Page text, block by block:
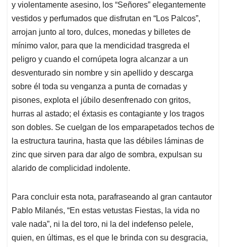
y violentamente asesino, los “Señores” elegantemente
vestidos y perfumados que disfrutan en “Los Palcos”,
arrojan junto al toro, dulces, monedas y billetes de
mínimo valor, para que la mendicidad trasgreda el
peligro y cuando el cornúpeta logra alcanzar a un
desventurado sin nombre y sin apellido y descarga
sobre él toda su venganza a punta de cornadas y
pisones, explota el júbilo desenfrenado con gritos,
hurras al astado; el éxtasis es contagiante y los tragos
son dobles. Se cuelgan de los emparapetados techos de
la estructura taurina, hasta que las débiles láminas de
zinc que sirven para dar algo de sombra, expulsan su
alarido de complicidad indolente.
Para concluir esta nota, parafraseando al gran cantautor
Pablo Milanés, “En estas vetustas Fiestas, la vida no
vale nada”, ni la del toro, ni la del indefenso pelele,
quien, en últimas, es el que le brinda con su desgracia,